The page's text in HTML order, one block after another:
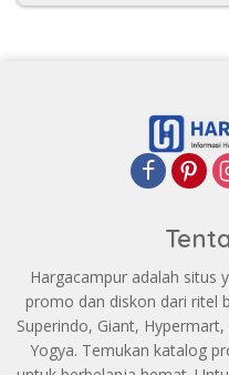
Hargacampur adalah situs
promo dan diskon dari ritel
Superindo, Giant,
Yogya. Temukan katalog